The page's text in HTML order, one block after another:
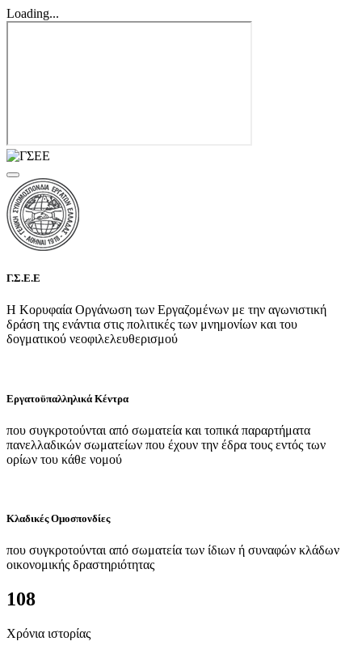
Loading...
Γ.Σ.Ε.Ε
Η Κορυφαία Οργάνωση των Εργαζομένων με την αγωνιστική
δράση της ενάντια στις πολιτικές των μνημονίων και του
δογματικού νεοφιλελευθερισμού
Εργατοϋπαλληλικά Κέντρα
που συγκροτούνται από σωματεία και τοπικά παραρτήματα
πανελλαδικών σωματείων που έχουν την έδρα τους εντός των
ορίων του κάθε νομού
Κλαδικές Ομοσπονδίες
που συγκροτούνται από σωματεία των ίδιων ή συναφών κλάδων
οικονομικής δραστηριότητας
108
Χρόνια ιστορίας